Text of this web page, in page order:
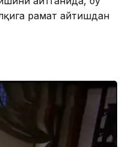
раҳмат айтишдан